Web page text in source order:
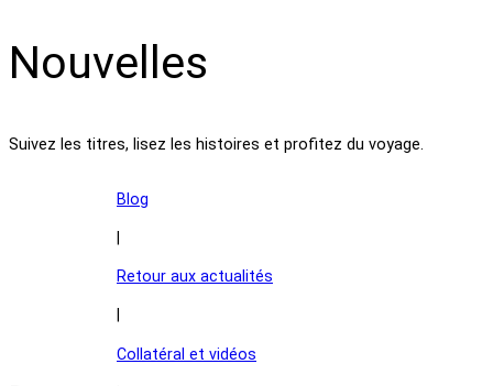
Nouvelles
Suivez les titres, lisez les histoires et profitez du voyage.
Blog
Retour aux actualités
Collatéral et vidéos